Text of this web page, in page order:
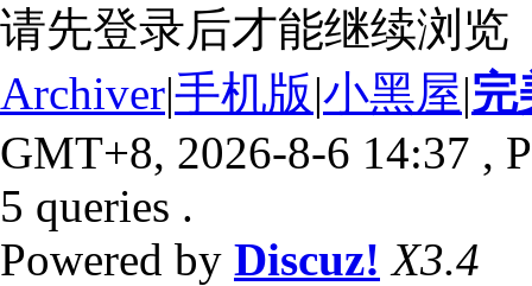
请先登录后才能继续浏览
Archiver|手机版|小黑屋|完
GMT+8, 2026-8-6 14:37 ,
5 queries .
Powered by Discuz! X3.4